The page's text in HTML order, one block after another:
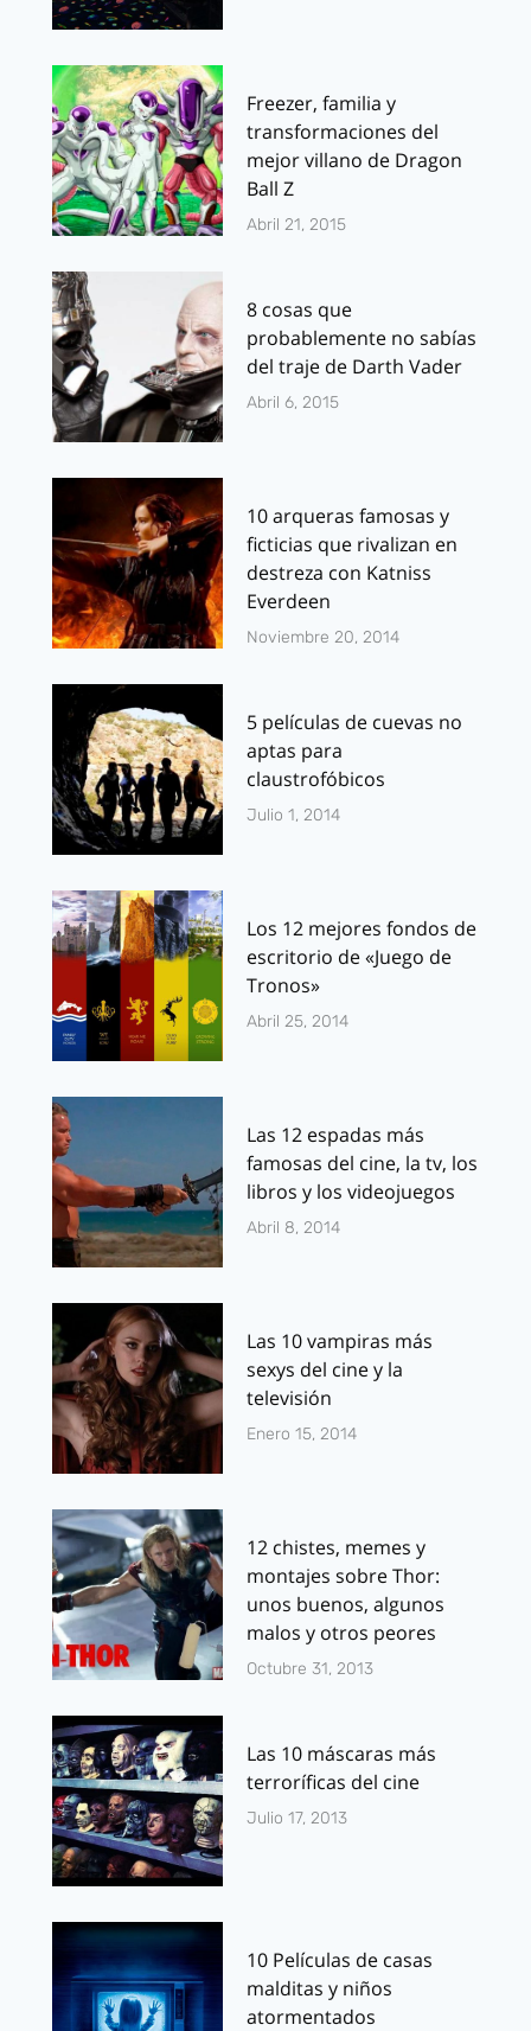
Freezer, familia y
transformaciones del
mejor villano de Dragon
Ball Z
Abril 21, 2015
8 cosas que
probablemente no sabías
del traje de Darth Vader
Abril 6, 2015
10 arqueras famosas y
ficticias que rivalizan en
destreza con Katniss
Everdeen
Noviembre 20, 2014
5 películas de cuevas no
aptas para
claustrofóbicos
Julio 1, 2014
Los 12 mejores fondos de
escritorio de «Juego de
Tronos»
Abril 25, 2014
Las 12 espadas más
famosas del cine, la tv, los
libros y los videojuegos
Abril 8, 2014
Las 10 vampiras más
sexys del cine y la
televisión
Enero 15, 2014
12 chistes, memes y
montajes sobre Thor:
unos buenos, algunos
malos y otros peores
Octubre 31, 2013
Las 10 máscaras más
terroríficas del cine
Julio 17, 2013
10 Películas de casas
malditas y niños
atormentados